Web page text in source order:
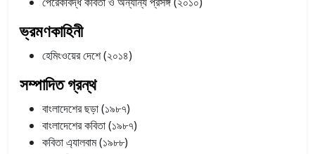
ভ্রমণকাহিনী
হেমিংওয়ের দেশে (২০১৪)
সম্পাদিত গ্রন্থ
বাংলাদেশের ছড়া (১৯৮৭)
বাংলাদেশের কবিতা (১৯৮৭)
কবিতা এ্যালবাম (১৯৮৮)